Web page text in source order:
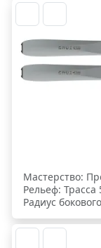
Мастерство:
Рельеф: Трасса
Радиус